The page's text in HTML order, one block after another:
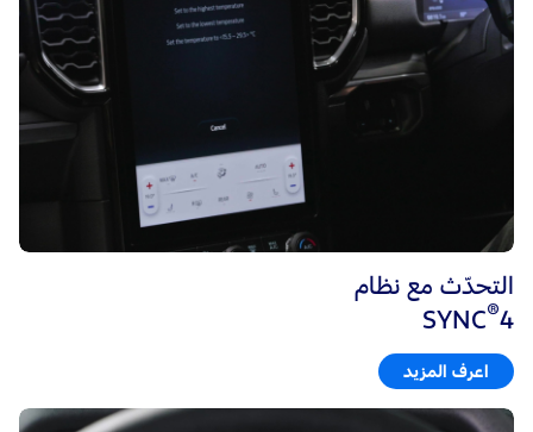
التحدّث مع نظام
SYNC®4
اعرف المزيد